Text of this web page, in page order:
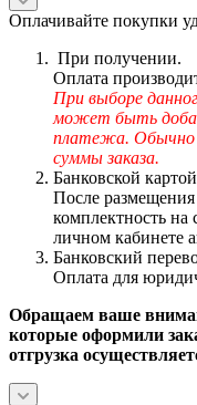
Оплачивайте покупки
При получении.
Оплата
При выборе
может быть
платежа. Обычно
суммы заказа.
Банковской
После
комплектность на
личном кабинете
Банковский
Оплата для
Обращаем ваше
которые оформили
отгрузка